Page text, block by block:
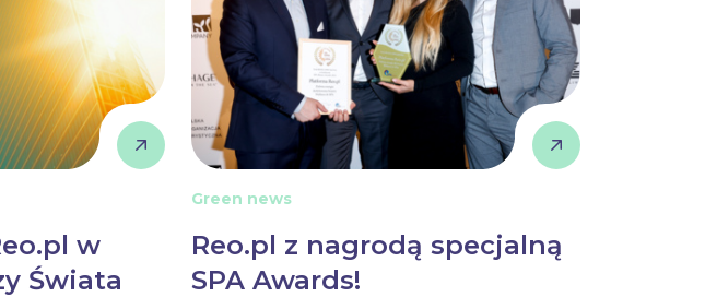
w
Świata
Green news
Reo.pl z nagrodą specjalną
SPA Awards!